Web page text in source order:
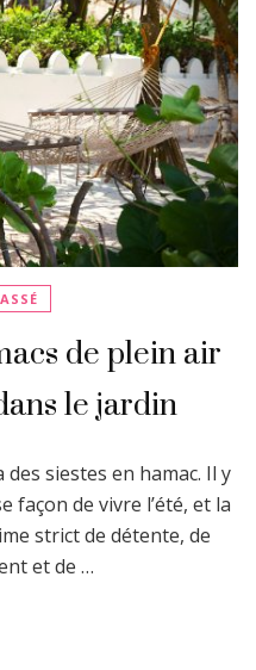
de plein air
le jardin
siestes en hamac. Il y
façon de vivre l’été, et la
strict de détente, de
et de …